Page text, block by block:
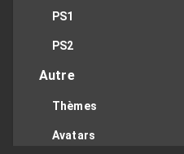
PS1
PS2
Autre
Thèmes
Avatars